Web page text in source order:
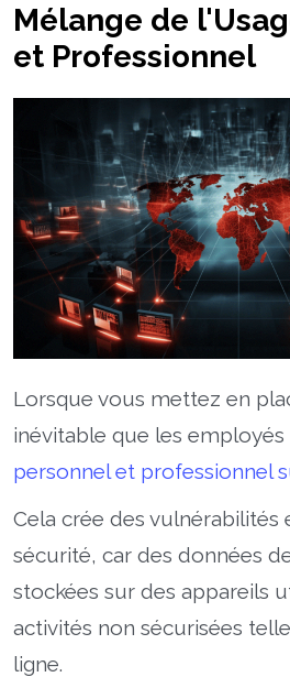
Mélange de
et Professionnel
Lorsque vous mettez en
inévitable que les employés
personnel et professionnel
Cela crée des vulnérabilités
sécurité, car des données
stockées sur des appareils
activités non sécurisées
ligne.